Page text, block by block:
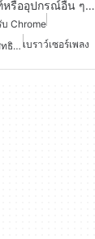
หรืออุปกรณ์อื่น ๆ…
Chrome
ส่วนขยายที่ดีที่สุดสำหรับการเพิ่มประสิทธิภาพใน Chrome เบราว์เซอร์เพลง